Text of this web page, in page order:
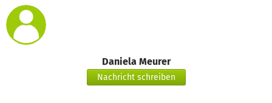
Daniela Meurer
Nachricht schreiben